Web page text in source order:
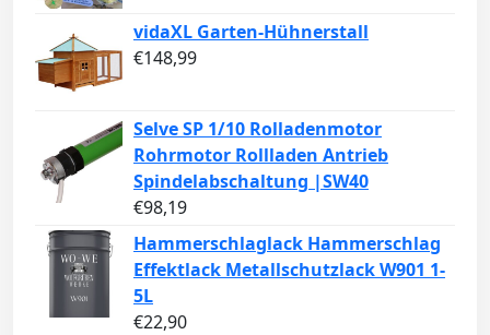
vidaXL Garten-Hühnerstall
€148,99
Selve SP 1/10 Rolladenmotor
Rohrmotor Rollladen Antrieb
Spindelabschaltung |SW40
€98,19
Hammerschlaglack Hammerschlag
Effektlack Metallschutzlack W901 1-
5L
€22,90